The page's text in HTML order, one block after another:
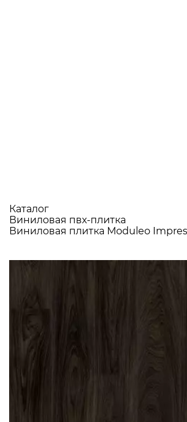
Каталог
Виниловая пвх-плитка
Виниловая плитка Moduleo